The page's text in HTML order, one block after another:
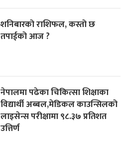
शनिबारको राशिफल, कस्तो छ
तपाईको आज ?
नेपालमा पढेका चिकित्सा शिक्षाका
विद्यार्थी अब्बल,मेडिकल काउन्सिलको
लाइसेन्स परीक्षामा ९८.३७ प्रतिशत
उत्तिर्ण